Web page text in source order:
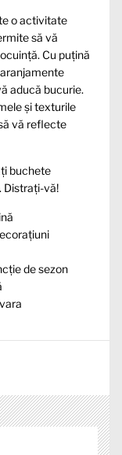
o activitate
să vă
Cu puțină
aducă bucurie.
și texturile
vă reflecte
buchete
Distrați-vă!
de sezon